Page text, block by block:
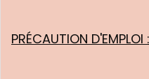
PRÉCAUTION D'EMPLOI :